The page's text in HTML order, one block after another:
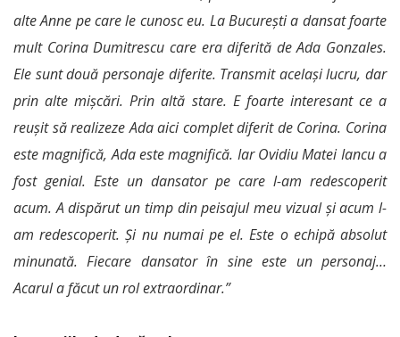
alte Anne pe care le cunosc eu. La București a dansat foarte
mult Corina Dumitrescu care era diferită de Ada Gonzales.
Ele sunt două personaje diferite. Transmit același lucru, dar
prin alte mișcări. Prin altă stare. E foarte interesant ce a
reușit să realizeze Ada aici complet diferit de Corina. Corina
este magnifică, Ada este magnifică. Iar Ovidiu Matei Iancu a
fost genial. Este un dansator pe care l-am redescoperit
acum. A dispărut un timp din peisajul meu vizual și acum l-
am redescoperit. Și nu numai pe el. Este o echipă absolut
minunată. Fiecare dansator în sine este un personaj…
Acarul a făcut un rol extraordinar.”